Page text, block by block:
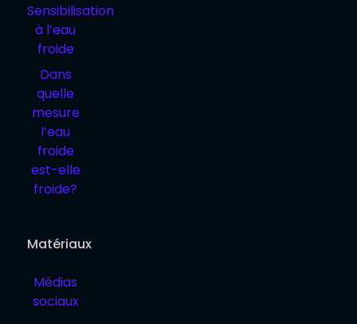
Sensibilisation
à l’eau
froide
Dans
quelle
mesure
l’eau
froide
est-elle
froide?
Matériaux
Médias
sociaux